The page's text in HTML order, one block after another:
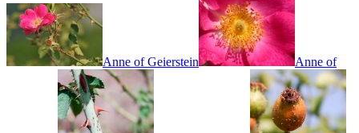
Anne of Geierstein Anne of